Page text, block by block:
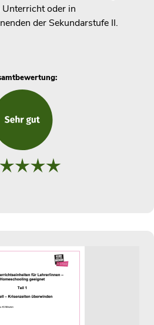
oder in
der Sekundarstufe II.